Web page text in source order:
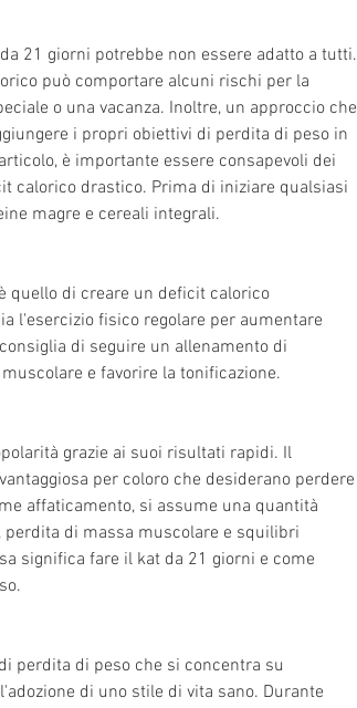
21 giorni potrebbe non essere adatto a tutti.
può comportare alcuni rischi per la
o una vacanza. Inoltre, un approccio che
i propri obiettivi di perdita di peso in
è importante essere consapevoli dei
calorico drastico. Prima di iniziare qualsiasi
magre e cereali integrali.
quello di creare un deficit calorico
l'esercizio fisico regolare per aumentare
di seguire un allenamento di
e favorire la tonificazione.
grazie ai suoi risultati rapidi. Il
per coloro che desiderano perdere
affaticamento, si assume una quantità
di massa muscolare e squilibri
significa fare il kat da 21 giorni e come
perdita di peso che si concentra su
di uno stile di vita sano. Durante